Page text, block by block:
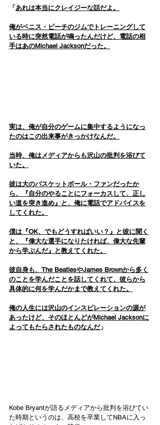
「あれは本当にクレイジーな話だよ。
俺がベニス・ビーチのジムでトレーニングして
いる時に突然電話が鳴ったんだけど、電話の相
手はあのMichael Jacksonだった。
実は、俺が自分のゲームに集中するようになっ
たのはこの出来事がきっかけなんだ。
当時、俺はメディアからも沢山の批判を浴びて
いた。
彼は大のバスケットボール・ファンだったか
ら、『自分のやることにフォーカスして、正し
い道を突き進め』と、俺に電話でアドバイスを
してくれた。
僕は『OK、でもどうすればいい？』と彼に聞く
と、『偉大な選手になりたければ、偉大な先輩
から学ぶんだ』と教えてくれた。
彼自身も、The BeatlesやJames Brownから多く
のことを学んだことを話してくれて、彼らから
具体的に何を学んだかまで教えてくれた。
俺の人生には沢山のインスピレーションの源が
あったけど、そのほとんどがMichael Jacksonに
よってもたらされたものなんだ」
Kobe Bryantが語るメディアから批判を浴びてい
た時期というのは、高校を卒業してNBAに入っ